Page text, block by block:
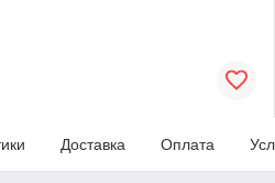
Доставка Оплата